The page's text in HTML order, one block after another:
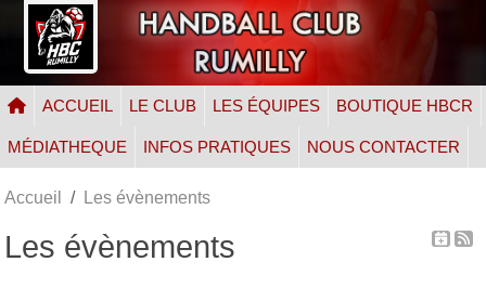
ACCUEIL LE CLUB LES ÉQUIPES BOUTIQUE HBCR
MÉDIATHEQUE INFOS PRATIQUES NOUS CONTACTER
Accueil Les évènements
Les évènements
Panneau de gestion des cookies